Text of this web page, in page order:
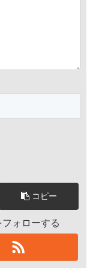
コピー
ォローする